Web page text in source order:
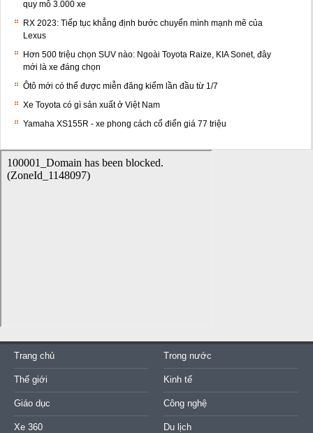
quy mô 3.000 xe
RX 2023: Tiếp tục khẳng định bước chuyển mình mạnh mẽ của
Lexus
Hơn 500 triệu chọn SUV nào: Ngoài Toyota Raize, KIA Sonet, đây
mới là xe đáng chọn
Ôtô mới có thể được miễn đăng kiểm lần đầu từ 1/7
Xe Toyota có gì sản xuất ở Việt Nam
Yamaha XS155R - xe phong cách cổ điển giá 77 triệu
Trang chủ Trong nước
Thế giới Kinh tế
Giáo dục Công nghệ
Xe 360 Du lịch